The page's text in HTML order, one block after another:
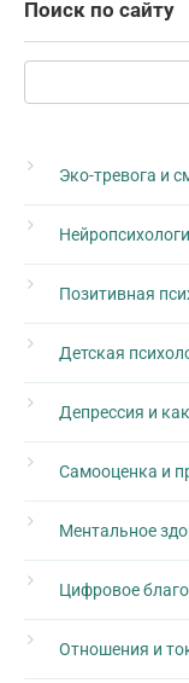
Поиск по сайту
Эко-тревога и
Позитивная
Детская
Депрессия и
Самооценка и
Ментальное
Цифровое
Отношения и